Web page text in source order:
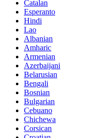
Catalan
Esperanto
Hindi
Lao
Albanian
Amharic
Armenian
Azerbaijani
Belarusian
Bengali
Bosnian
Bulgarian
Cebuano
Chichewa
Corsican